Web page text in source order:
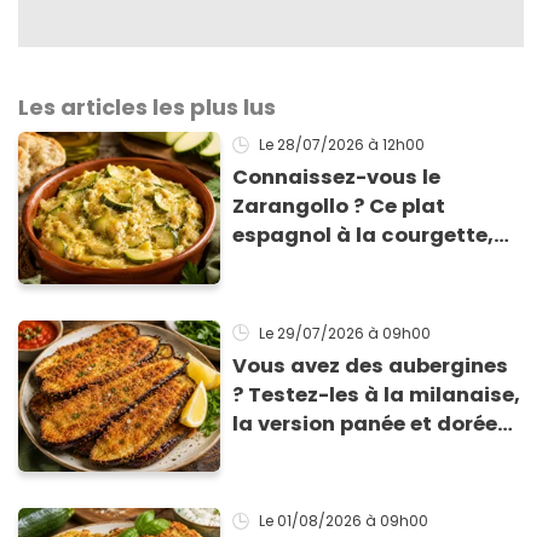
Les articles les plus lus
Le 28/07/2026 à 12h00
Connaissez-vous le
Zarangollo ? Ce plat
espagnol à la courgette,
Le 29/07/2026 à 09h00
Vous avez des aubergines
? Testez-les à la milanaise,
la version panée et dorée
Le 01/08/2026 à 09h00